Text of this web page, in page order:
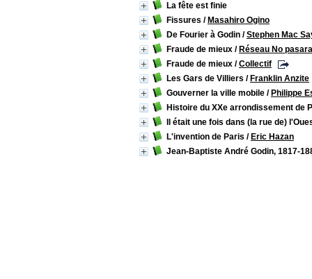
La fête est finie
Fissures / Masahiro Ogino
De Fourier à Godin /Stephen Mac
Fraude de mieux / Réseau No
Fraude de mieux /Collectif
Les Gars de Villiers / Franklin Anzite
Gouverner la ville mobile / Philippe
Histoire du XXe arrondissement de
Il était une fois dans (la rue de)
L'invention de Paris / Eric Hazan
Jean-Baptiste André Godin, 1817-